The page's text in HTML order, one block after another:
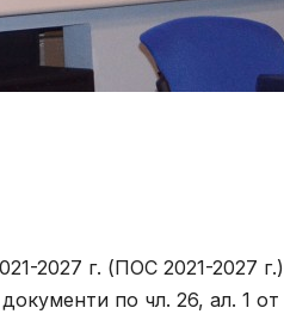
2027 г. (ПОС 2021-2027 г.)
по чл. 26, ал. 1 от